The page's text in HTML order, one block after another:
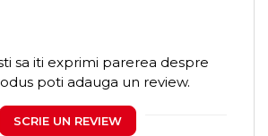
sa iti exprimi parerea despre
poti adauga un review.
SCRIE UN REVIEW